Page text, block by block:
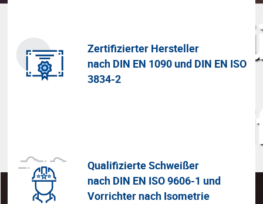
Zertifizierter Hersteller
nach DIN EN 1090 und DIN EN ISO
3834-2
Qualifizierte Schweißer
nach DIN EN ISO 9606-1 und
Vorrichter nach Isometrie